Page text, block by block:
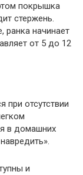
покрышка
стержень.
ранка начинает
от 5 до 12
отсутствии
в домашних
и